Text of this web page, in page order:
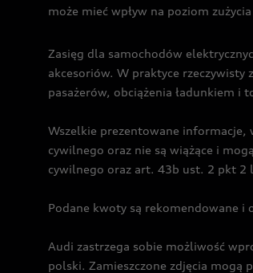
może mieć wpływ na poziom
Zasięg dla samochodów
akcesoriów. W praktyce
pasażerów, obciążenia ładunkiem i
Wszelkie prezentowane informacje,
cywilnego oraz nie są wiążące i
cywilnego oraz art. 43b ust. 2 pkt 2
Podane kwoty są rekomendowane i
Audi zastrzega sobie możliwość
polski. Zamieszczone zdjęcia mogą